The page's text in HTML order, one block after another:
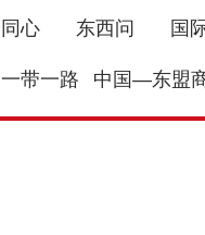
同心 东西问 国
一带一路 中国—东盟